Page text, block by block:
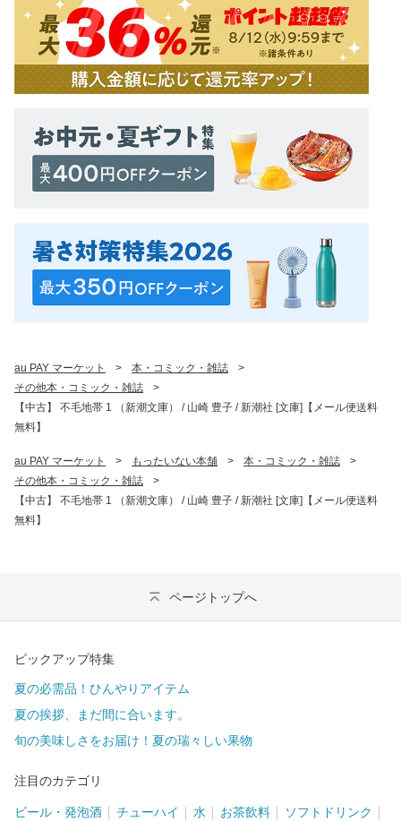
au PAY マーケット > 本・コミック・雑誌
>
その他本・コミック・雑誌
>
【中古】 不毛地帯 1 （新潮文庫） / 山崎 豊子 / 新潮社 [文庫]【メール便送料
無料】
au PAY マーケット > もったいない本舗 > 本・コミック・雑誌
>
その他本・コミック・雑誌
>
【中古】 不毛地帯 1 （新潮文庫） / 山崎 豊子 / 新潮社 [文庫]【メール便送料
無料】
ページトップへ
ピックアップ特集
夏の必需品！ひんやりアイテム
夏の挨拶、まだ間に合います。
旬の美味しさをお届け！夏の瑞々しい果物
注目のカテゴリ
ビール・発泡酒 チューハイ 水 お茶飲料 ソフトドリンク